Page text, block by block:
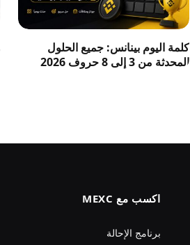
كلمة اليوم بينانس: جميع الحلول
المحدثة من 3 إلى 8 حروف 2026
اكسب مع MEXC
برنامج الإحالة